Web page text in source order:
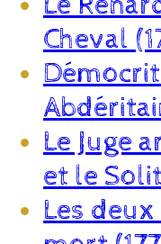
Cheval
Le Juge
et le
Les deux